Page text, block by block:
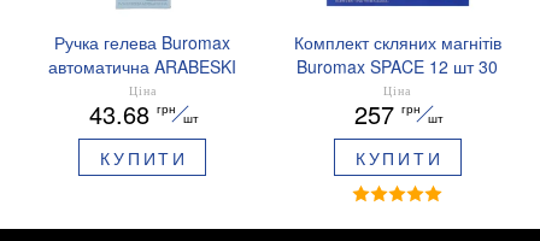
Ручка гелева Buromax
автоматична ARABESKI
0.5 мм ароматизований
грип синє чорнило в
блістері BM.8379-02
Ціна
43.68 грн
шт
КУПИТИ
Комплект скляних магнітів
Buromax SPACE 12 шт 30
мм BM.0048
Ціна
257 грн
шт
КУПИТИ